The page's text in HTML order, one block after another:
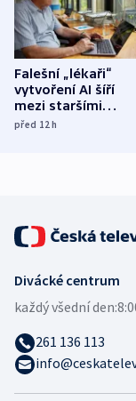
Falešní „lékaři“
vytvoření AI šíří
mezi staršími
Poláky nebezpečné
před 12h
Divácké centrum
každý všední den:
261 136 113